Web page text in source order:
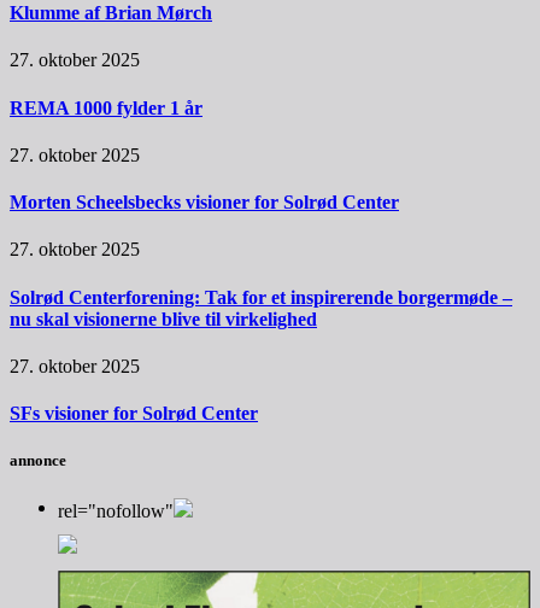
Klumme af Brian Mørch
27. oktober 2025
REMA 1000 fylder 1 år
27. oktober 2025
Morten Scheelsbecks visioner for Solrød Center
27. oktober 2025
Solrød Centerforening: Tak for et inspirerende borgermøde –
nu skal visionerne blive til virkelighed
27. oktober 2025
SFs visioner for Solrød Center
annonce
rel="nofollow"